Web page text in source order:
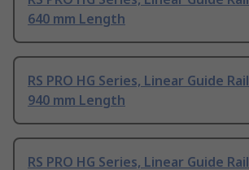
640 mm Length
RS PRO HG Series, Linear Guide
940 mm Length
RS PRO HG Series, Linear Guide